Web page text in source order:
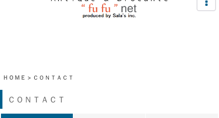
ＨＯＭＥ > ＣＯＮＴＡＣＴ
ＣＯＮＴＡＣＴ